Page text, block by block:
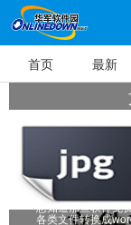
首页 最新
文件转换成
到将图片文字转换
片文字转换成word
些是用相机拍下来
如果图片文字转换
辑了!想了解更多关
想知道那些软件免
各类文件转换成